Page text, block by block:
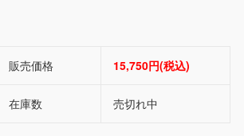
販売価格 15,750円(税込)
在庫数 売切れ中